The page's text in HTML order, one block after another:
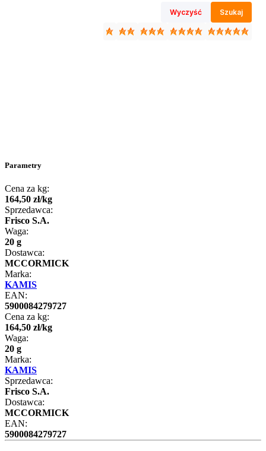
Wyczyść Szukaj
Parametry
Cena za kg:
164,50 zł/kg
Sprzedawca:
Frisco S.A.
Waga:
20 g
Dostawca:
MCCORMICK
Marka:
KAMIS
EAN:
5900084279727
Cena za kg:
164,50 zł/kg
Waga:
20 g
Marka:
KAMIS
Sprzedawca:
Frisco S.A.
Dostawca:
MCCORMICK
EAN:
5900084279727